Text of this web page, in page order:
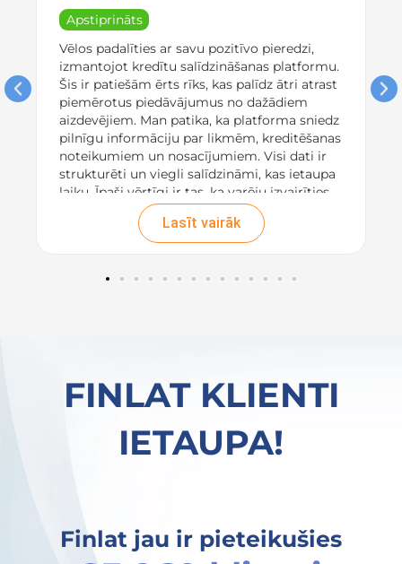
Apstiprināts
Vēlos padalīties ar savu pozitīvo pieredzi,
izmantojot kredītu salīdzināšanas platformu.
Šis ir patiešām ērts rīks, kas palīdz ātri atrast
piemērotus piedāvājumus no dažādiem
aizdevējiem. Man patika, ka platforma sniedz
pilnīgu informāciju par likmēm, kreditēšanas
noteikumiem un nosacījumiem. Visi dati ir
strukturēti un viegli salīdzināmi, kas ietaupa
laiku. Īpaši vērtīgi ir tas, ka varēju izvairīties
no slēptām maksām, jo
visas izmaksas bija
pārskatāmas un uzreiz norādītas. Rezultātā,
pateicoties platformai, es izvēlējos izdevīgu
vajadzības. Iesaku ikvienam, kurš meklē ātru
Lasīt vairāk
FINLAT KLIENTI
IETAUPA!
Finlat jau ir pieteikušies